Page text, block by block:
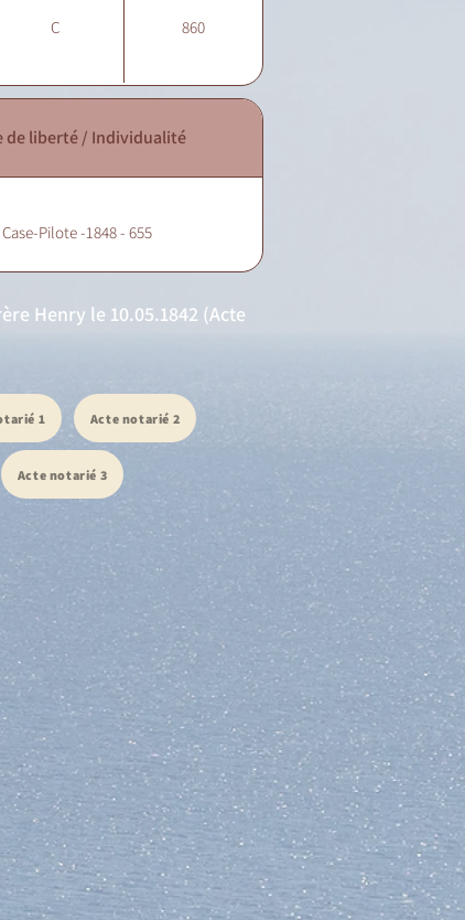
C 860
de liberté / Individualité
Case-Pilote -1848 - 655
Henry le 10.05.1842 (Acte
1 Acte notarié 2
Acte notarié 3